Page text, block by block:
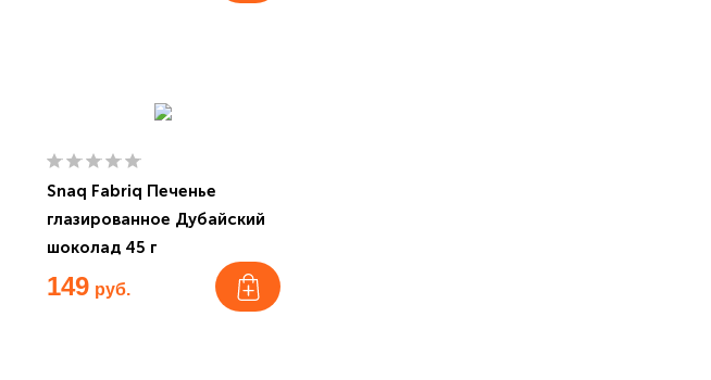
Snaq Fabriq Печенье
глазированное Дубайский
шоколад 45 г
149 руб.